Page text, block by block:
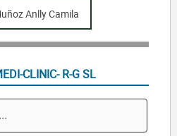
Anlly Camila
CLINIC- R-G SL